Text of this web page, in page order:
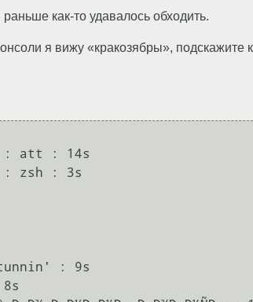
как-то удавалось обходить.
я вижу «кракозябры», подскажите